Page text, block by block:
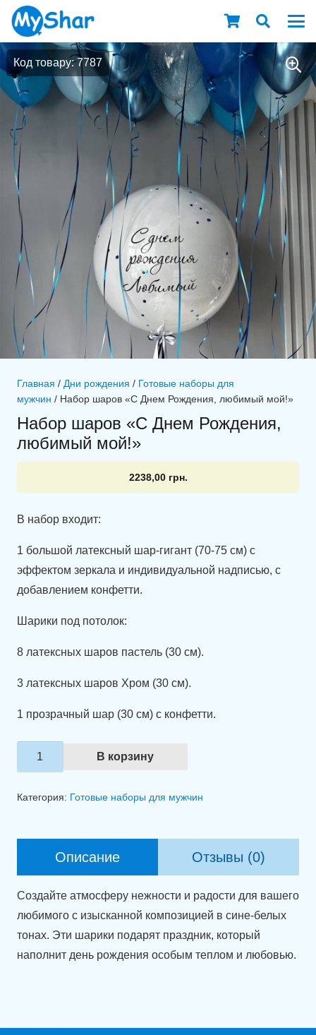
Код товару: 7787
Главная / Дни рождения / Готовые наборы для
мужчин / Набор шаров «С Днем Рождения, любимый мой!»
Набор шаров «С Днем Рождения,
любимый мой!»
2238,00 грн.
В набор входит:
1 большой латексный шар-гигант (70-75 см) с
эффектом зеркала и индивидуальной надписью, с
добавлением конфетти.
Шарики под потолок:
8 латексных шаров пастель (30 см).
3 латексных шаров Хром (30 см).
1 прозрачный шар (30 см) с конфетти.
Количество
товара
любимый
мой!"
В корзину
Категория: Готовые наборы для мужчин
Описание Отзывы (0)
Создайте атмосферу нежности и радости для вашего
любимого с изысканной композицией в сине-белых
тонах. Эти шарики подарят праздник, который
наполнит день рождения особым теплом и любовью.